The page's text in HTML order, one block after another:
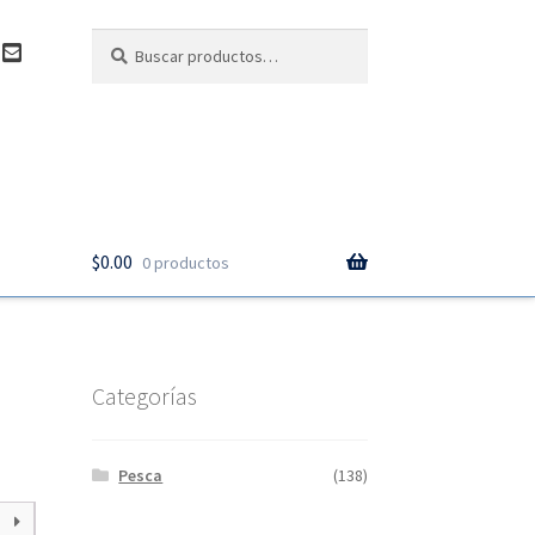
o
por:
$0.00 0 productos
Categorías
Pesca (138)